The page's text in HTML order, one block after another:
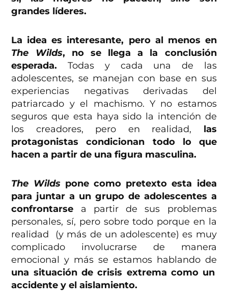
grandes líderes.
La idea es interesante, pero al menos en
The Wilds, no se llega a la conclusión
esperada. Todas y cada una de las
adolescentes, se manejan con base en sus
experiencias negativas derivadas del
patriarcado y el machismo. Y no estamos
seguros que esta haya sido la intención de
los creadores, pero en realidad, las
protagonistas condicionan todo lo que
hacen a partir de una figura masculina.
The Wildspone como pretexto esta idea
para juntar a un grupo de adolescentes a
confrontarse a partir de sus problemas
personales, sí, pero sobre todo porque en la
realidad (y más de un adolescente) es muy
complicado involucrarse de manera
emocional y más se estamos hablando de
una situación de crisis extrema como un
accidente y el aislamiento.